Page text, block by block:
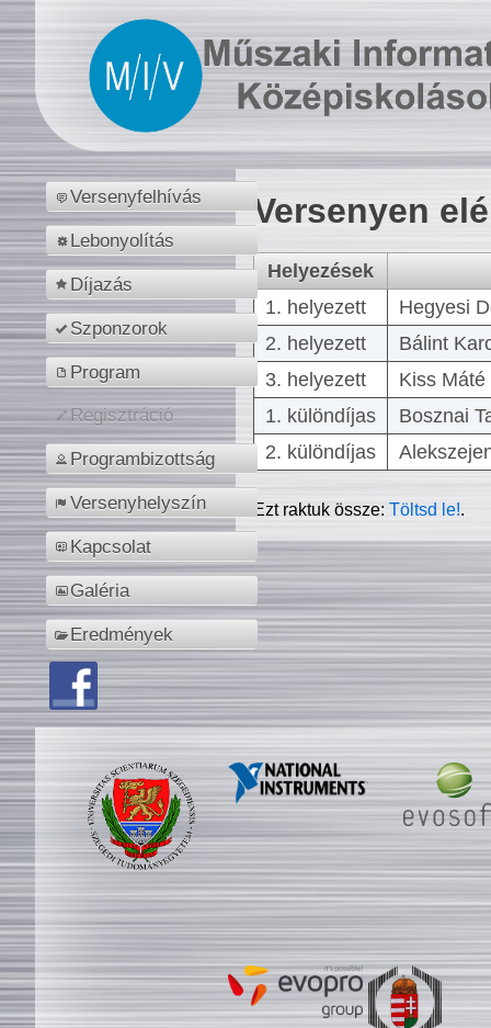
Versenyfelhívás
Lebonyolítás
Díjazás
Szponzorok
Program
Regisztráció
Programbizottság
Versenyhelyszín
Kapcsolat
Galéria
Eredmények
Versenyen
Helyezések
1. helyezett
Hegyesi
2. helyezett
Bálint
3. helyezett
Kiss
1. különdíjas
Bosznai
2. különdíjas
Ezt raktuk össze:Töltsd le!.